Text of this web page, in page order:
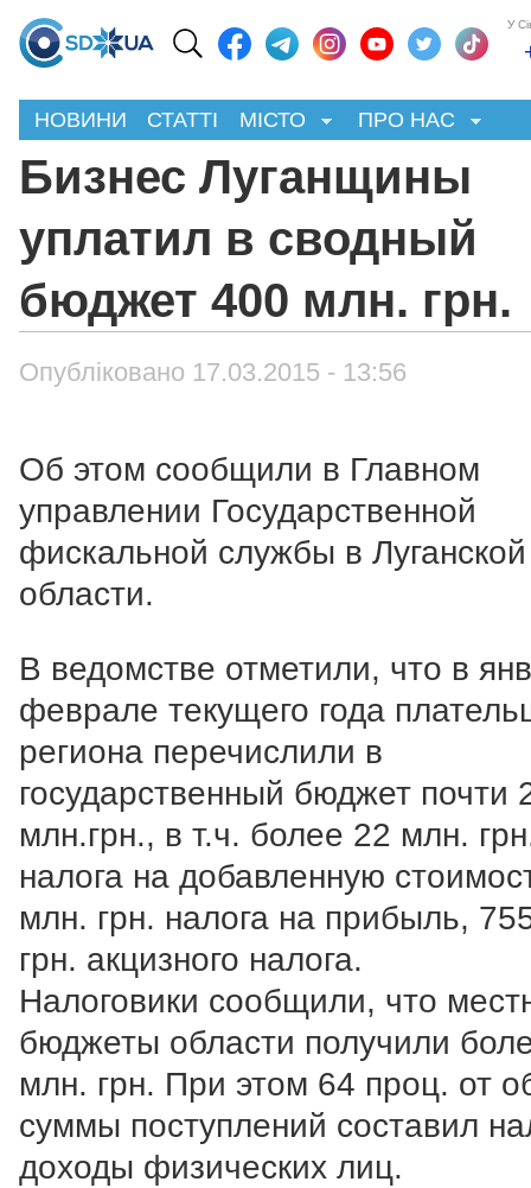
У
НОВИНИ СТАТТІ МІСТО ПРО НАС
Бизнес Луганщины
уплатил в сводный
бюджет 400 млн. грн.
Опубліковано 17.03.2015 - 13:56
Об этом сообщили в Главном
управлении Государственной
фискальной службы в Луганской
области.
В ведомстве отметили, что в
феврале текущего года
региона перечислили в
государственный бюджет почти
млн.грн., в т.ч. более 22 млн.
налога на добавленную
млн. грн. налога на прибыль,
грн. акцизного налога.
Налоговики сообщили, что
бюджеты области получили
млн. грн. При этом 64 проц. от
суммы поступлений составил
доходы физических лиц.